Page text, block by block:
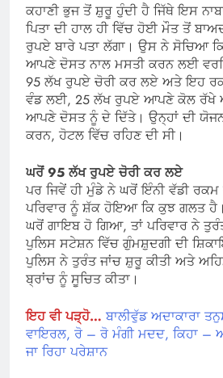
ਕਹਾਣੀ ਭੁਜ ਤੋਂ ਸ਼ੁਰੂ ਹੁੰਦੀ ਹੈ ਜਿੱਥੇ ਇਸ
ਪਿਤਾ ਦੀ ਹਾਲ ਹੀ ਵਿੱਚ ਹੋਈ ਮੌਤ ਤੋਂ
ਰੁਪਏ ਬਾਰੇ ਪਤਾ ਲੱਗਾ। ਉਸ ਨੇ ਸੋਚਿਆ
ਆਪਣੇ ਦੋਸਤ ਨਾਲ ਮਸਤੀ ਕਰਨ ਲਈ
95 ਲੱਖ ਰੁਪਏ ਚੋਰੀ ਕਰ ਲਏ ਅਤੇ ਇਹ
ਵੰਡ ਲਈ, 25 ਲੱਖ ਰੁਪਏ ਆਪਣੇ ਕੋਲ ਰੱਖੇ
ਆਪਣੇ ਦੋਸਤ ਨੂੰ ਦੇ ਦਿੱਤੇ। ਉਨ੍ਹਾਂ ਦੀ
ਕਰਨ, ਹੋਟਲ ਵਿੱਚ ਰਹਿਣ ਦੀ ਸੀ।
ਘਰੋਂ 95 ਲੱਖ ਰੁਪਏ ਚੋਰੀ ਕਰ ਲਏ
ਪਰ ਜਿਵੇਂ ਹੀ ਮੁੰਡੇ ਨੇ ਘਰੋਂ ਇੰਨੀ ਵੱਡੀ ਰਕਮ
ਪਰਿਵਾਰ ਨੂੰ ਸ਼ੱਕ ਹੋਇਆ ਕਿ ਕੁਝ ਗਲਤ
ਘਰੋਂ ਗਾਇਬ ਹੋ ਗਿਆ, ਤਾਂ ਪਰਿਵਾਰ ਨੇ
ਪੁਲਿਸ ਸਟੇਸ਼ਨ ਵਿੱਚ ਗੁੰਮਸ਼ੁਦਗੀ ਦੀ
ਪੁਲਿਸ ਨੇ ਤੁਰੰਤ ਜਾਂਚ ਸ਼ੁਰੂ ਕੀਤੀ ਅਤੇ
ਬ੍ਰਾਂਚ ਨੂੰ ਸੂਚਿਤ ਕੀਤਾ।
ਇਹ ਵੀ ਪੜ੍ਹੋ… ਬਾਲੀਵੁੱਡ ਅਦਾਕਾਰਾ
ਵਾਇਰਲ, ਰੋ – ਰੋ ਮੰਗੀ ਮਦਦ, ਕਿਹਾ –
ਜਾ ਰਿਹਾ ਪਰੇਸ਼ਾਨ